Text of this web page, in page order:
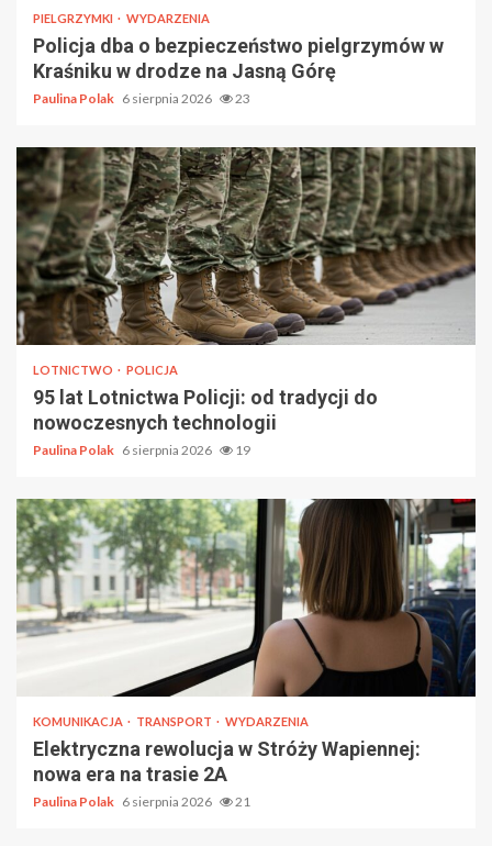
PIELGRZYMKI WYDARZENIA
Policja dba o bezpieczeństwo pielgrzymów w
Kraśniku w drodze na Jasną Górę
Paulina Polak 6 sierpnia 2026 23
LOTNICTWO POLICJA
95 lat Lotnictwa Policji: od tradycji do
nowoczesnych technologii
Paulina Polak 6 sierpnia 2026 19
KOMUNIKACJA TRANSPORT WYDARZENIA
Elektryczna rewolucja w Stróży Wapiennej:
nowa era na trasie 2A
Paulina Polak 6 sierpnia 2026 21